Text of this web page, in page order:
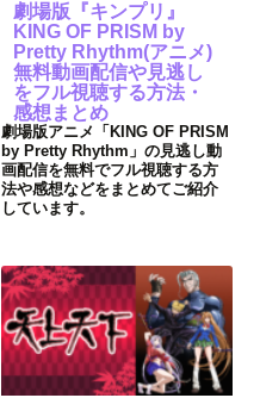
劇場版『キンプリ』
KING OF PRISM by
Pretty Rhythm(アニメ)
無料動画配信や見逃し
をフル視聴する方法・
感想まとめ
劇場版アニメ「KING OF PRISM
by Pretty Rhythm」の見逃し動
画配信を無料でフル視聴する方
法や感想などをまとめてご紹介
しています。